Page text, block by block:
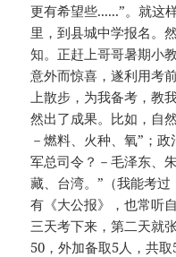
更有希望些......”。就这
里，到县城中学报名。
知。正赶上哥哥暑期小
意外而惊喜，遂利用考
上散步，为我备考，教
然出了成果。比如，自
－燃料、火种、氧”；
军总司令？－毛泽东、
藏、台湾。”（我能考
有《大公报》，也常听
三天考下来，第二天就
50，外加备取5人，共